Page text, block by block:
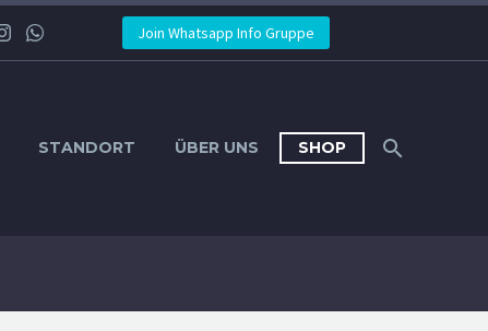
Join Whatsapp Info Gruppe
STANDORT ÜBER UNS SHOP